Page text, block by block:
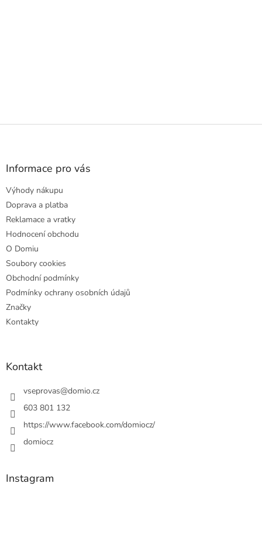
Z
Informace pro vás
Výhody nákupu
Doprava a platba
Reklamace a vratky
Hodnocení obchodu
O Domiu
Soubory cookies
Obchodní podmínky
Podmínky ochrany osobních údajů
Značky
Kontakty
Kontakt
vseprovas@domio.cz
603 801 132
https://www.facebook.com/domiocz/
domiocz
Instagram